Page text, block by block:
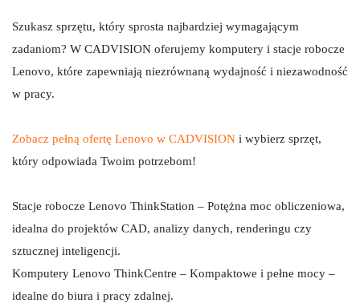
Szukasz sprzętu, który sprosta najbardziej wymagającym
zadaniom? W CADVISION oferujemy komputery i stacje robocze
Lenovo, które zapewniają niezrównaną wydajność i niezawodność
w pracy.
Zobacz pełną ofertę Lenovo w CADVISION i wybierz sprzęt,
który odpowiada Twoim potrzebom!
Stacje robocze Lenovo ThinkStation – Potężna moc obliczeniowa,
idealna do projektów CAD, analizy danych, renderingu czy
sztucznej inteligencji.
Komputery Lenovo ThinkCentre – Kompaktowe i pełne mocy –
idealne do biura i pracy zdalnej.